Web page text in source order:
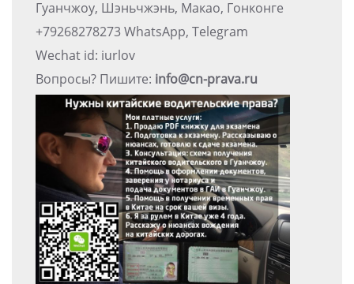
Гуанчжоу, Шэньчжэнь, Макао, Гонконге
+79268278273 WhatsApp, Telegram
Wechat id: iurlov
Вопросы? Пишите: info@cn-prava.ru